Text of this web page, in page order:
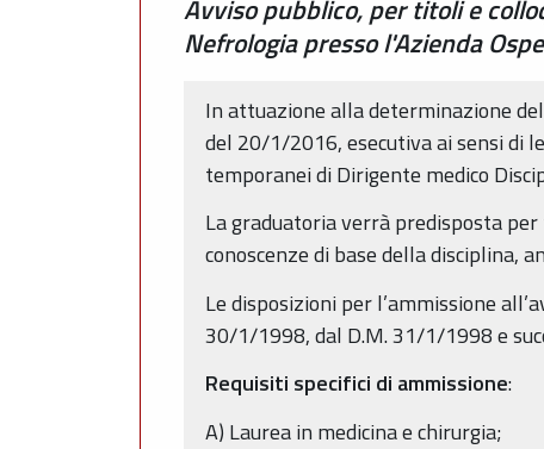
Avviso pubblico, per titoli e
Nefrologia presso l'Azienda
In attuazione alla determinazione
del 20/1/2016, esecutiva ai sensi di
temporanei di Dirigente medico
La graduatoria verrà predisposta
conoscenze di base della disciplina,
Le disposizioni per l’ammissione
30/1/1998, dal D.M. 31/1/1998 e
Requisiti specifici di ammissione:
A) Laurea in medicina e chirurgia;